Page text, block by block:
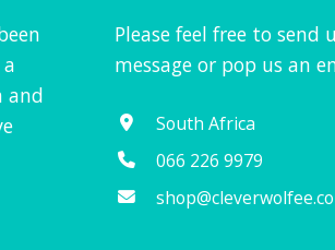
and
Please feel free to send
message or pop us an
South Africa
066 226 9979